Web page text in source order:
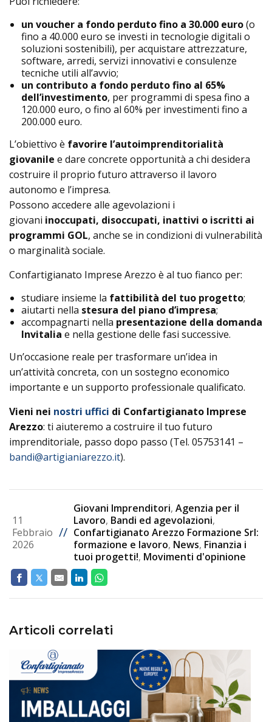
un voucher a fondo perduto fino a 30.000 euro(o
fino a 40.000 euro se investi in tecnologie digitali o
soluzioni sostenibili), per acquistare attrezzature,
software, arredi, servizi innovativi e consulenze
tecniche utili all’avvio;
un contributo a fondo perduto fino al 65%
dell’investimento, per programmi di spesa fino a
120.000 euro, o fino al 60% per investimenti fino a
200.000 euro.
L’obiettivo è favorire l’autoimprenditorialità
giovanile e dare concrete opportunità a chi desidera
costruire il proprio futuro attraverso il lavoro
autonomo e l’impresa.
Possono accedere alle agevolazioni i
giovani inoccupati, disoccupati, inattivi o iscritti ai
programmi GOL, anche se in condizioni di vulnerabilità
o marginalità sociale.
Confartigianato Imprese Arezzo è al tuo fianco per:
studiare insieme la fattibilità del tuo progetto;
aiutarti nella stesura del piano d’impresa;
accompagnarti nella presentazione della domanda
Invitalia e nella gestione delle fasi successive.
Un’occasione reale per trasformare un’idea in
un’attività concreta, con un sostegno economico
importante e un supporto professionale qualificato.
Vieni nei nostri uffici di Confartigianato Imprese
Arezzo: ti aiuteremo a costruire il tuo futuro
imprenditoriale, passo dopo passo (Tel. 05753141 –
bandi@artigianiarezzo.it).
11
Febbraio
2026
//
Giovani Imprenditori, Agenzia per il
Lavoro, Bandi ed agevolazioni,
Confartigianato Arezzo Formazione Srl:
formazione e lavoro, News, Finanzia i
tuoi progetti!, Movimenti d'opinione
Articoli correlati